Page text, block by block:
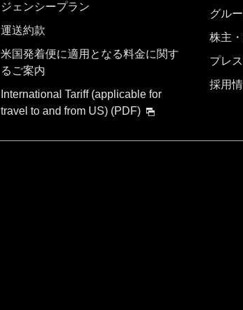
ジェンシープラン
運送約款
米国発着便に適用となる料金に関す
るご案内
International Tariff (applicable for
travel to and from US) (PDF)
グル
株主
プレ
採用